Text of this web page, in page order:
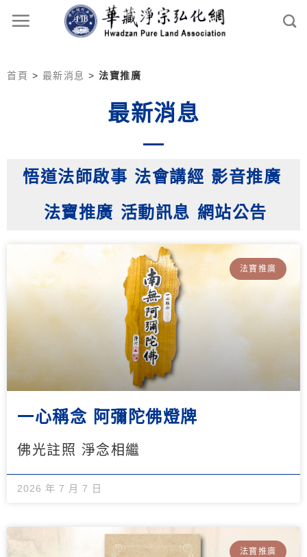
首頁 > 最新消息 > 法寶推廣
最新消息
悟道法師啟事 法會講經 影音推廣
法寶推廣 活動訊息 網站公告
法寶推廣
一心稱念 阿彌陀佛燈牌
佛光註照 淨念相繼
2026 年 7 月 7 日
法寶推廣